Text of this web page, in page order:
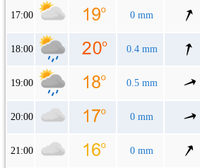
17:00 0 mm
18:00 0.4 mm
19:00 0.5 mm
20:00 0 mm
21:00 0 mm